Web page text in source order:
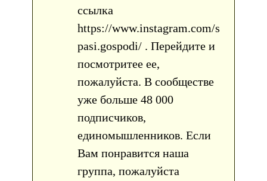
ссылка
https://www.instagram.com/s
pasi.gospodi/ . Перейдите и
посмотритее ее,
пожалуйста. В сообществе
уже больше 48 000
подписчиков,
единомышленников. Если
Вам понравится наша
группа, пожалуйста